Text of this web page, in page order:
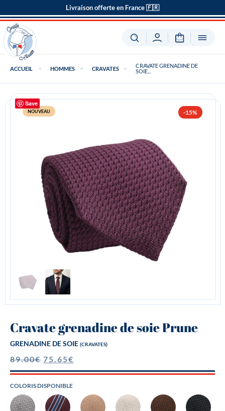
Livraison offerte en France 🇫🇷
ACCUEIL HOMMES CRAVATES
CRAVATE GRENADINE DE
SOIE...
Save
-15%
NOUVEAU
Cravate grenadine de soie Prune
GRENADINE DE SOIE (CRAVATES)
89.00€ 75.65€
COLORIS DISPONIBLE